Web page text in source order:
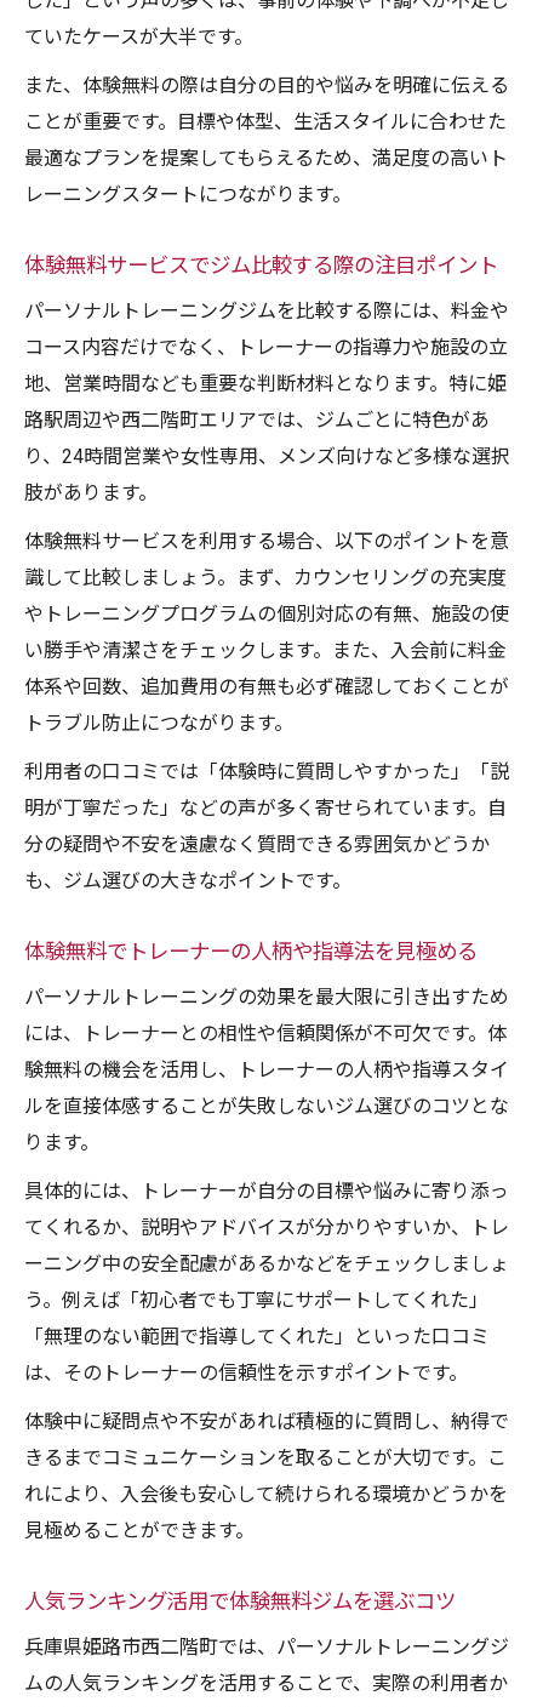
ていたケースが大半です。
また、体験無料の際は自分の目的や悩みを明確に伝える
ことが重要です。目標や体型、生活スタイルに合わせた
最適なプランを提案してもらえるため、満足度の高いト
レーニングスタートにつながります。
体験無料サービスでジム比較する際の注目ポイント
パーソナルトレーニングジムを比較する際には、料金や
コース内容だけでなく、トレーナーの指導力や施設の立
地、営業時間なども重要な判断材料となります。特に姫
路駅周辺や西二階町エリアでは、ジムごとに特色があ
り、24時間営業や女性専用、メンズ向けなど多様な選択
肢があります。
体験無料サービスを利用する場合、以下のポイントを意
識して比較しましょう。まず、カウンセリングの充実度
やトレーニングプログラムの個別対応の有無、施設の使
い勝手や清潔さをチェックします。また、入会前に料金
体系や回数、追加費用の有無も必ず確認しておくことが
トラブル防止につながります。
利用者の口コミでは「体験時に質問しやすかった」「説
明が丁寧だった」などの声が多く寄せられています。自
分の疑問や不安を遠慮なく質問できる雰囲気かどうか
も、ジム選びの大きなポイントです。
体験無料でトレーナーの人柄や指導法を見極める
パーソナルトレーニングの効果を最大限に引き出すため
には、トレーナーとの相性や信頼関係が不可欠です。体
験無料の機会を活用し、トレーナーの人柄や指導スタイ
ルを直接体感することが失敗しないジム選びのコツとな
ります。
具体的には、トレーナーが自分の目標や悩みに寄り添っ
てくれるか、説明やアドバイスが分かりやすいか、トレ
ーニング中の安全配慮があるかなどをチェックしましょ
う。例えば「初心者でも丁寧にサポートしてくれた」
「無理のない範囲で指導してくれた」といった口コミ
は、そのトレーナーの信頼性を示すポイントです。
体験中に疑問点や不安があれば積極的に質問し、納得で
きるまでコミュニケーションを取ることが大切です。こ
れにより、入会後も安心して続けられる環境かどうかを
見極めることができます。
人気ランキング活用で体験無料ジムを選ぶコツ
兵庫県姫路市西二階町では、パーソナルトレーニングジ
ムの人気ランキングを活用することで、実際の利用者か